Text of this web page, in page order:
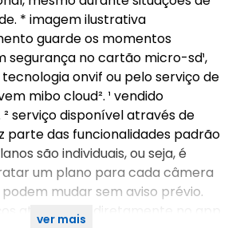
* imagem ilustrativa
guarde os momentos
no cartão micro-sd¹,
onvif ou pelo serviço de
mibo cloud². ¹ vendido
serviço disponível através de
parte das funcionalidades padrão
são individuais, ou seja, é
um plano para cada câmera
mudar sem aviso prévio.
atualizados diretamente no app
ver mais